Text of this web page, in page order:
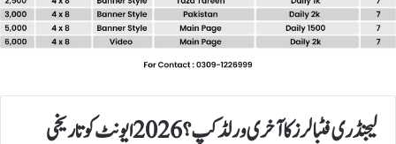
لیجنڈری فٹبالرز کا آخری ورلڈ کپ؟ 2026 ایونٹ کو تاریخی